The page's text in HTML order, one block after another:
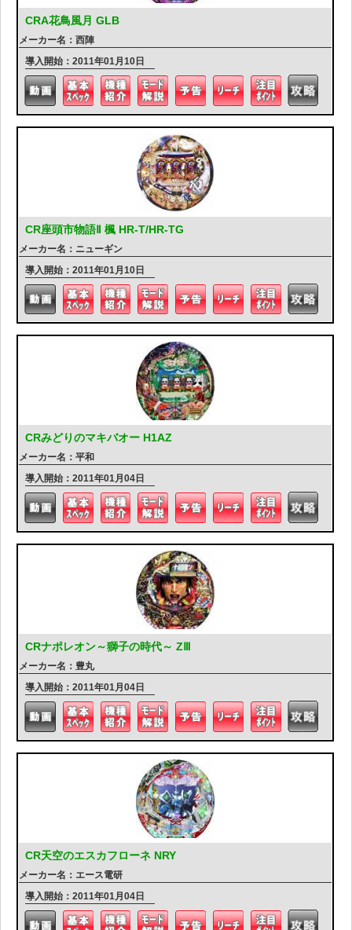
CRA花鳥風月 GLB
メーカー名：西陣
導入開始：2011年01月10日
CR座頭市物語Ⅱ 楓 HR-T/HR-TG
メーカー名：ニューギン
導入開始：2011年01月10日
CRみどりのマキバオー H1AZ
メーカー名：平和
導入開始：2011年01月04日
CRナポレオン～獅子の時代～ ZⅢ
メーカー名：豊丸
導入開始：2011年01月04日
CR天空のエスカフローネ NRY
メーカー名：エース電研
導入開始：2011年01月04日